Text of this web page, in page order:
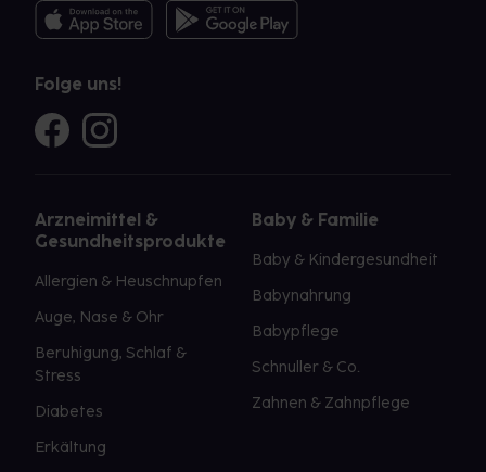
Folge uns!
Arzneimittel &
Gesundheitsprodukte
Allergien & Heuschnupfen
Auge, Nase & Ohr
Beruhigung, Schlaf &
Stress
Diabetes
Erkältung
Baby & Familie
Baby & Kindergesundheit
Babynahrung
Babypflege
Schnuller & Co.
Zahnen & Zahnpflege